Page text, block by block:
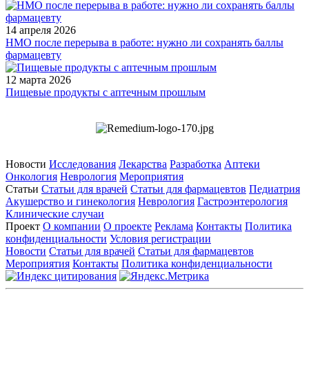
14 апреля 2026
НМО после перерыва в работе: нужно ли сохранять баллы
фармацевту
12 марта 2026
Пищевые продукты с аптечным прошлым
Новости Исследования Лекарства Разработка Аптеки
Онкология Неврология Мероприятия
Статьи Статьи для врачей Статьи для фармацевтов Педиатрия
Акушерство и гинекология Неврология Гастроэнтерология
Клинические случаи
Проект О компании О проекте Реклама Контакты Политика
конфиденциальности Условия регистрации
Новости Статьи для врачей Статьи для фармацевтов
Мероприятия Контакты Политика конфиденциальности